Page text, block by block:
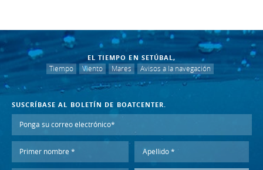
EL TIEMPO EN SETÚBAL,
Tiempo
Viento Mares Avisos a la navegación
SUSCRÍBASE AL BOLETÍN DE BOATCENTER.